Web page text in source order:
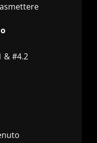
& #4.2